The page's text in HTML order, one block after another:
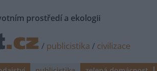
prostředí a ekologii
/ publicistika / civilizace